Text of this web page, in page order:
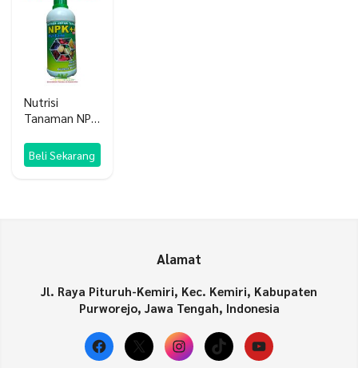
Nutrisi
Tanaman NPK
Beli Sekarang
Alamat
Jl. Raya Pituruh-Kemiri, Kec. Kemiri, Kabupaten
Purworejo, Jawa Tengah, Indonesia
Facebook
X Instagram
TikTokYouTube